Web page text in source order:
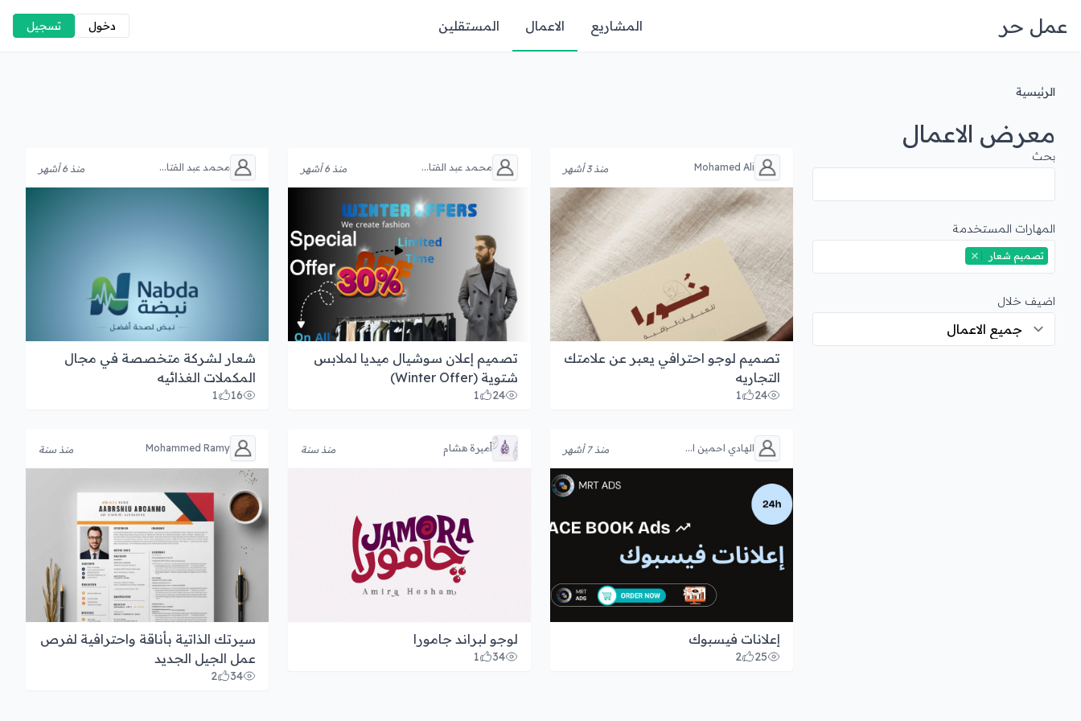
عمل حر المشاريع الاعمال المستقلين دخول تسجيل
الرئيسية
معرض الاعمال
بحث
المهارات المستخدمة
تصميم شعار
اضيف خلال
Mohamed Ali منذ 3 أشهر
تصميم لوجو احترافي يعبر عن علامتك
التجاريه
24
1
محمد عبد الفتا... منذ 6 أشهر
تصميم إعلان سوشيال ميديا لملابس
شتوية (Winter Offer)
24
1
محمد عبد الفتا... منذ 6 أشهر
شعار لشركة متخصصة في مجال
المكملات الغذائيه
16
1
الهادي احمين ا... منذ 7 أشهر
إعلانات فيسبوك
25
2
أميرة هشام منذ سنة
لوجو لبراند جامورا
34
1
Ramy ‫Mohammed منذ سنة
سيرتك الذاتية بأناقة واحترافية لفرص
عمل الجيل الجديد
34
2